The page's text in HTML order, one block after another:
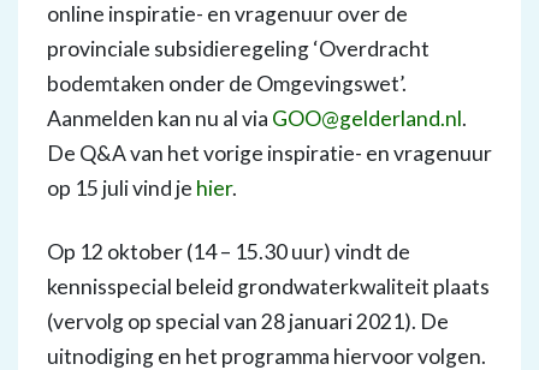
online inspiratie- en vragenuur over de
provinciale subsidieregeling ‘Overdracht
bodemtaken onder de Omgevingswet’.
Aanmelden kan nu al via GOO@gelderland.nl.
De Q&A van het vorige inspiratie- en vragenuur
op 15 juli vind je hier.
Op 12 oktober (14 – 15.30 uur) vindt de
kennisspecial beleid grondwaterkwaliteit plaats
(vervolg op special van 28 januari 2021). De
uitnodiging en het programma hiervoor volgen.